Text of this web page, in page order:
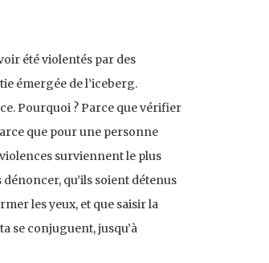
été violentés par des
émergée de l’iceberg.
Pourquoi ? Parce que vérifier
que pour une personne
surviennent le plus
qu’ils soient détenus
les yeux, et que saisir la
se conjuguent, jusqu’à